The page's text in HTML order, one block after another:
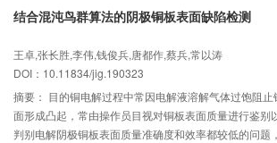
索维吾尔文词图像上，把特征匹配集转化为空间关系，
的需求。结果实验数据选取190幅维吾尔文印刷体文本
词图像，并对其中30幅词图像的167幅后缀词图像进行
局部特征算法进行后缀检索对比，结果表明，尺度不变
invariant feature transform，SIFT）算法的后缀检索效
up robust features）算法，精确率和召回率分别达到
结合混沌鸟群算法的阴极铜板表面缺陷检测
王卓,张长胜,李伟,钱俊兵,唐都作,蔡兵,常以涛
DOI：10.11834/jig.190323
摘要： 目的铜电解过程中常因电解液溶解气体过饱阻
面形成凸起，常由操作员目视对铜板表面质量进行鉴别
判别电解阴极铜板表面质量准确度和效率都较低的问题